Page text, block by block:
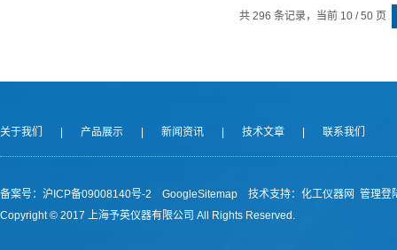
共 296 条记录，当前 10 / 50 页
关于我们 产品展示 新闻资讯 技术文章 联系我们
备案号：沪ICP备09008140号-2 GoogleSitemap 技术支持： 化工仪器网 管理登
Copyright © 2017 上海予英仪器有限公司 All Rights Reserved.